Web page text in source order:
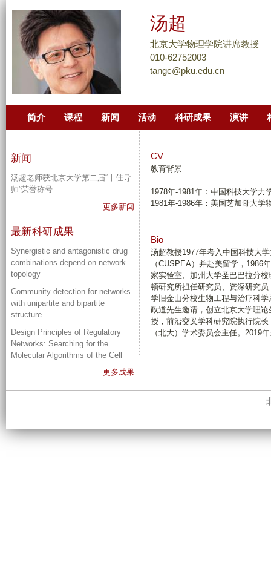
到
主
内
汤超
北京大学物理学院讲席教授
010-62752003
tangc@pku.edu.cn
简介 课程 新闻 活动 科研成果 演讲
CV
教育背景
1978年-1981年：中国科技大学力
1981年-1986年：美国芝加哥大学
Bio
汤超教授1977年考入中国科技大
（CUSPEA）并赴美留学，1986
家实验室、加州大学圣巴巴拉分
顿研究所担任研究员、资深研究
学旧金山分校生物工程与治疗科
政道先生邀请，创立北京大学理
授，前沿交叉学科研究院执行院
（北大）学术委员会主任。2019
新闻
汤超老师获北京大学第二届“十佳导
师”荣誉称号
更多新闻
最新科研成果
Synergistic and antagonistic drug
combinations depend on network
topology
Community detection for networks
with unipartite and bipartite
structure
Design Principles of Regulatory
Networks: Searching for the
Molecular Algorithms of the Cell
更多成果